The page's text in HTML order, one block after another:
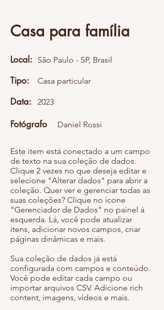
Casa para família
Local: São Paulo - SP, Brasil
Tipo: Casa particular
Data: 2023
Fotógrafo Daniel Rossi
Este item está conectado a um campo
de texto na sua coleção de dados.
Clique 2 vezes no que deseja editar e
selecione "Alterar dados" para abrir a
coleção. Quer ver e gerenciar todas as
suas coleções? Clique no ícone
"Gerenciador de Dados" no painel à
esquerda. Lá, você pode atualizar
itens, adicionar novos campos, criar
páginas dinâmicas e mais.
Sua coleção de dados já está
configurada com campos e conteúdo.
Você pode editar cada campo ou
importar arquivos CSV. Adicione rich
content, imagens, vídeos e mais.